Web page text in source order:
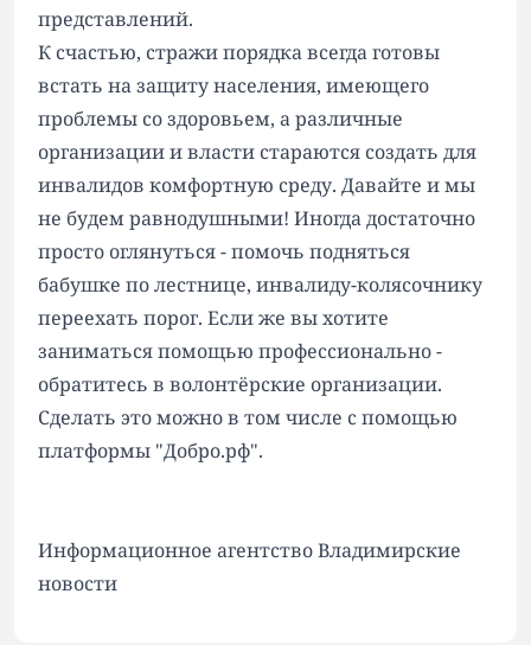
представлений.
К счастью, стражи порядка всегда готовы
встать на защиту населения, имеющего
проблемы со здоровьем, а различные
организации и власти стараются создать для
инвалидов комфортную среду. Давайте и мы
не будем равнодушными! Иногда достаточно
просто оглянуться - помочь подняться
бабушке по лестнице, инвалиду-колясочнику
переехать порог. Если же вы хотите
заниматься помощью профессионально -
обратитесь в волонтёрские организации.
Сделать это можно в том числе с помощью
платформы "Добро.рф".
Информационное агентство Владимирские
новости